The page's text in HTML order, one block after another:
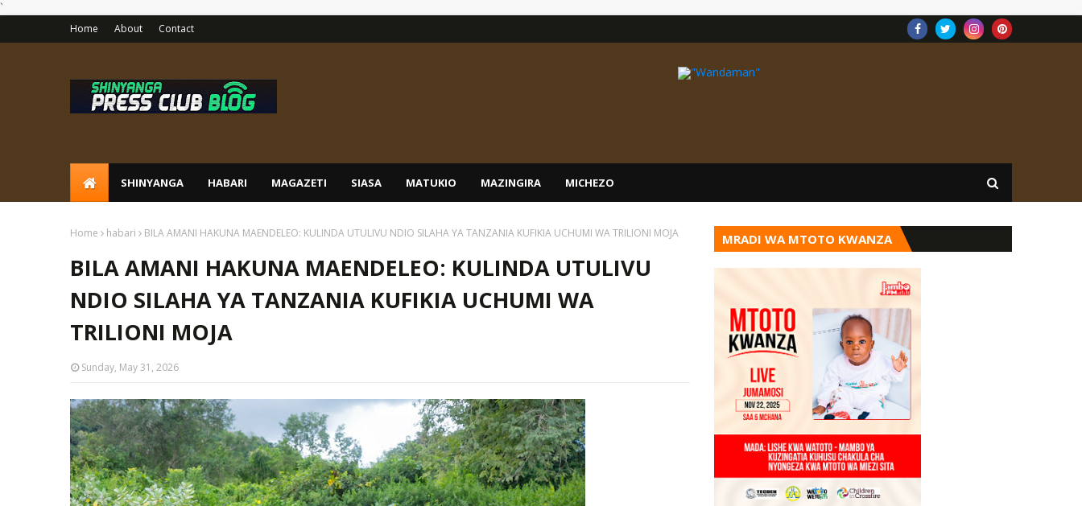
`
Home About Contact
SHINYANGA HABARI MAGAZETI SIASA MATUKIO MAZINGIRA MICHEZO
Home habari BILA AMANI HAKUNA MAENDELEO: KULINDA UTULIVU NDIO SILAHA YA TANZANIA KUFIKIA UCHUMI WA TRILIONI MOJA
BILA AMANI HAKUNA MAENDELEO: KULINDA UTULIVU
NDIO SILAHA YA TANZANIA KUFIKIA UCHUMI WA
TRILIONI MOJA
Sunday, May 31, 2026
MRADI WA MTOTO KWANZA